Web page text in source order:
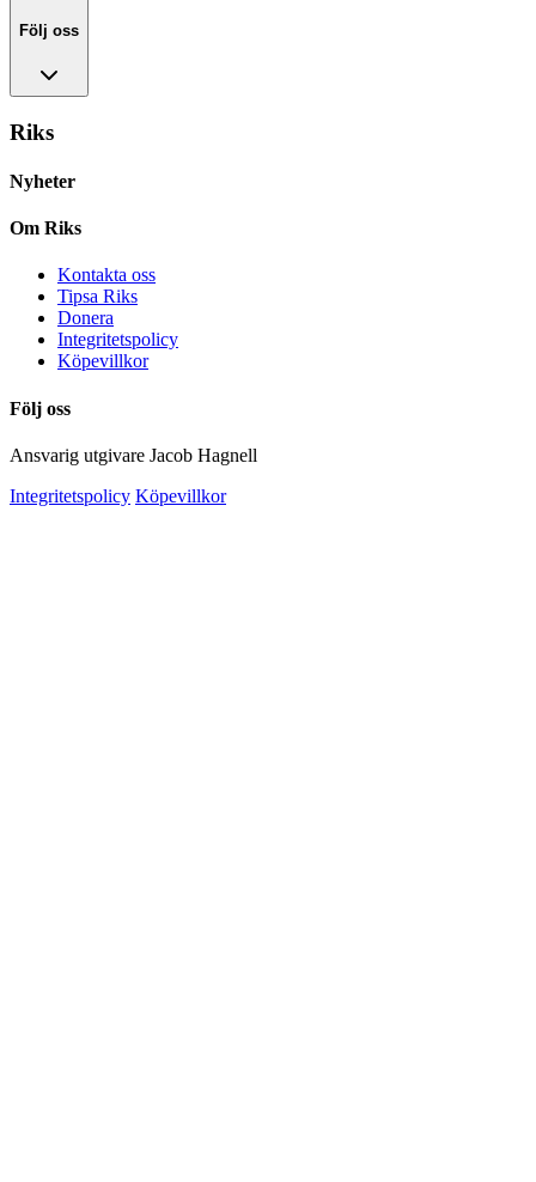
Följ oss
Riks
Nyheter
Om Riks
Kontakta oss
Tipsa Riks
Donera
Integritetspolicy
Köpevillkor
Följ oss
Ansvarig utgivare Jacob Hagnell
Integritetspolicy Köpevillkor